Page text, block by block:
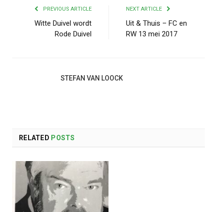
PREVIOUS ARTICLE
Witte Duivel wordt
Rode Duivel
NEXT ARTICLE
Uit & Thuis – FC en
RW 13 mei 2017
STEFAN VAN LOOCK
RELATED POSTS